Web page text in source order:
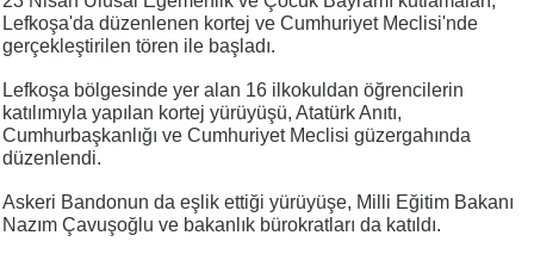
Lefkoşa'da düzenlenen kortej ve Cumhuriyet Meclisi'nde
gerçekleştirilen tören ile başladı.
Lefkoşa bölgesinde yer alan 16 ilkokuldan öğrencilerin
katılımıyla yapılan kortej yürüyüşü, Atatürk Anıtı,
Cumhurbaşkanlığı ve Cumhuriyet Meclisi güzergahında
düzenlendi.
Askeri Bandonun da eşlik ettiği yürüyüşe, Milli Eğitim Bakanı
Nazım Çavuşoğlu ve bakanlık bürokratları da katıldı.